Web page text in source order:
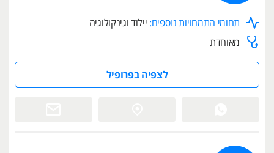
תחומי התמחויות נוספים: יילוד וגינקולוגיה
מאוחדת
לצפיה בפרופיל